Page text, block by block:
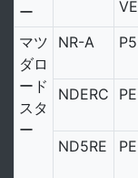
ー
VE
マツ
ダロ
ード
スタ
ー
NR-A P5
NDERC PE
ND5RE PE